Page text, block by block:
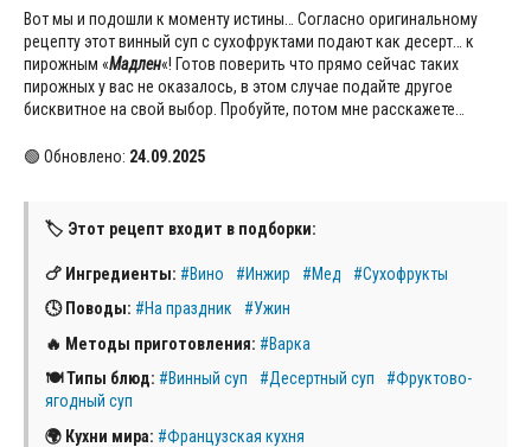
Вот мы и подошли к моменту истины… Согласно оригинальному
рецепту этот винный суп с сухофруктами подают как десерт… к
пирожным «Мадлен«! Готов поверить что прямо сейчас таких
пирожных у вас не оказалось, в этом случае подайте другое
бисквитное на свой выбор. Пробуйте, потом мне расскажете…
🟢 Обновлено: 24.09.2025
🏷 Этот рецепт входит в подборки:
🍗 Ингредиенты: #Вино #Инжир #Мед
#Сухофрукты
🕓 Поводы: #На праздник
#Ужин
🔥 Методы приготовления: #Варка
🍽 Типы блюд: #Винный суп #Десертный суп
#Фруктово-
ягодный суп
🌍 Кухни мира: #Французская кухня